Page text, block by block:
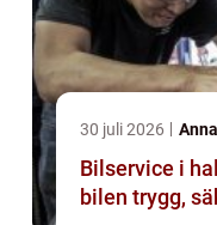
30 juli 2026
Bilservice i
bilen trygg,